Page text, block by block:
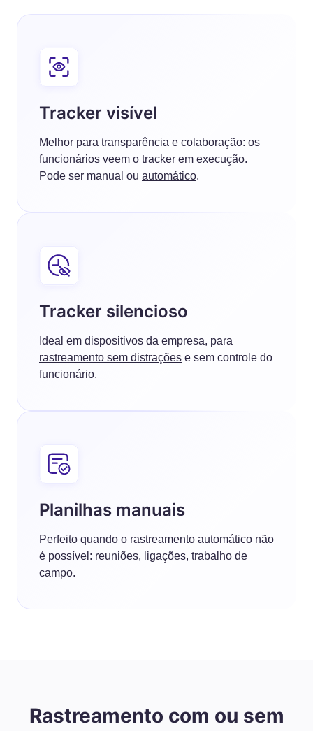
Tracker visível
Melhor para transparência e colaboração: os
funcionários veem o tracker em execução.
Pode ser manual ou automático.
Tracker silencioso
Ideal em dispositivos da empresa, para
rastreamento sem distrações e sem controle do
funcionário.
Planilhas manuais
Perfeito quando o rastreamento automático não
é possível: reuniões, ligações, trabalho de
campo.
Rastreamento com ou sem